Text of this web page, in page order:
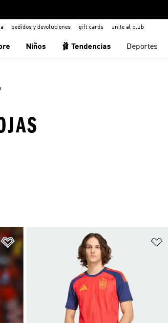
pedidos y devoluciones gift cards unite al club
Niños 🩰 Tendencias Deportes
Añadir a la lista de deseos